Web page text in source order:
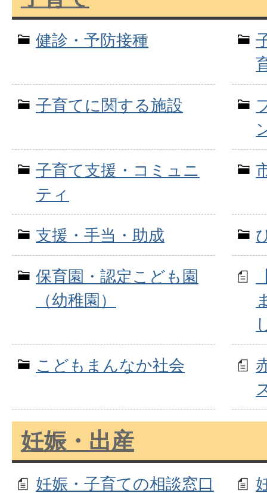
健診・予防接種
子育てに関する施設
子育て支援・コミュニ
ティ
支援・手当・助成
保育園・認定こども園
（幼稚園）
こどもまんなか社会
妊娠・出産
妊娠・子育ての相談窓口